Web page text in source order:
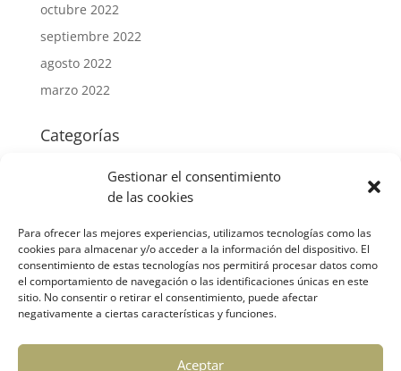
Gestionar el consentimiento
de las cookies
Para ofrecer las mejores experiencias, utilizamos tecnologías como las
cookies para almacenar y/o acceder a la información del dispositivo. El
consentimiento de estas tecnologías nos permitirá procesar datos como
el comportamiento de navegación o las identificaciones únicas en este
sitio. No consentir o retirar el consentimiento, puede afectar
negativamente a ciertas características y funciones.
Aceptar
octubre 2022
septiembre 2022
agosto 2022
marzo 2022
Categorías
Contable
Subvenciones
Otros temas de interés
Meta